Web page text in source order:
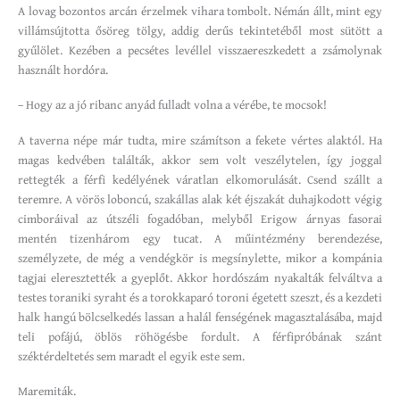
A lovag bozontos arcán érzelmek vihara tombolt. Némán állt, mint egy
villámsújtotta ősöreg tölgy, addig derűs tekintetéből most sütött a
gyűlölet. Kezében a pecsétes levéllel visszaereszkedett a zsámolynak
használt hordóra.
– Hogy az a jó ribanc anyád fulladt volna a vérébe, te mocsok!
A taverna népe már tudta, mire számítson a fekete vértes alaktól. Ha
magas kedvében találták, akkor sem volt veszélytelen, így joggal
rettegték a férfi kedélyének váratlan elkomorulását. Csend szállt a
teremre. A vörös loboncú, szakállas alak két éjszakát duhajkodott végig
cimboráival az útszéli fogadóban, melyből Erigow árnyas fasorai
mentén tizenhárom egy tucat. A műintézmény berendezése,
személyzete, de még a vendégkör is megsínylette, mikor a kompánia
tagjai eleresztették a gyeplőt. Akkor hordószám nyakalták felváltva a
testes toraniki syraht és a torokkaparó toroni égetett szeszt, és a kezdeti
halk hangú bölcselkedés lassan a halál fenségének magasztalásába, majd
teli pofájú, öblös röhögésbe fordult. A férfipróbának szánt
széktérdeltetés sem maradt el egyik este sem.
Maremiták.